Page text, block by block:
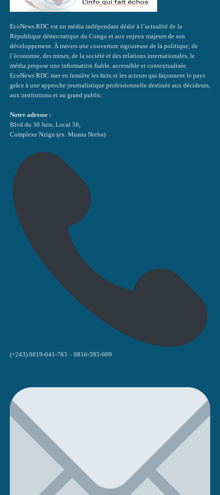
EcoNews RDC est un média indépendant dédié à l’actualité de la
République démocratique du Congo et aux enjeux majeurs de son
développement. À travers une couverture rigoureuse de la politique, de
l’économie, des mines, de la société et des relations internationales, le
média propose une information fiable, accessible et contextualisée.
EcoNews RDC met en lumière les faits et les acteurs qui façonnent le pays
grâce à une approche journalistique professionnelle destinée aux décideurs,
aux institutions et au grand public.
Notre adresse :
Blvd du 30 Juin, Local 50,
Complexe Nzigu (ex. Muana Nteba)
(+243) 0819-041-763 – 0816-595-609